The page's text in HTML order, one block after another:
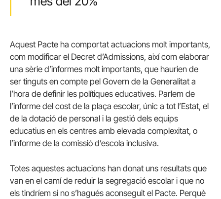
Aquest Pacte ha comportat actuacions molt importants,
com modificar el Decret d’Admissions, així com elaborar
una sèrie d’informes molt importants, que haurien de
ser tinguts en compte pel Govern de la Generalitat a
l’hora de definir les polítiques educatives. Parlem de
l’informe del cost de la plaça escolar, únic a tot l’Estat, el
de la dotació de personal i la gestió dels equips
educatius en els centres amb elevada complexitat, o
l’informe de la comissió d’escola inclusiva.
Totes aquestes actuacions han donat uns resultats que
van en el camí de reduir la segregació escolar i que no
els tindríem si no s’hagués aconseguit el Pacte. Perquè